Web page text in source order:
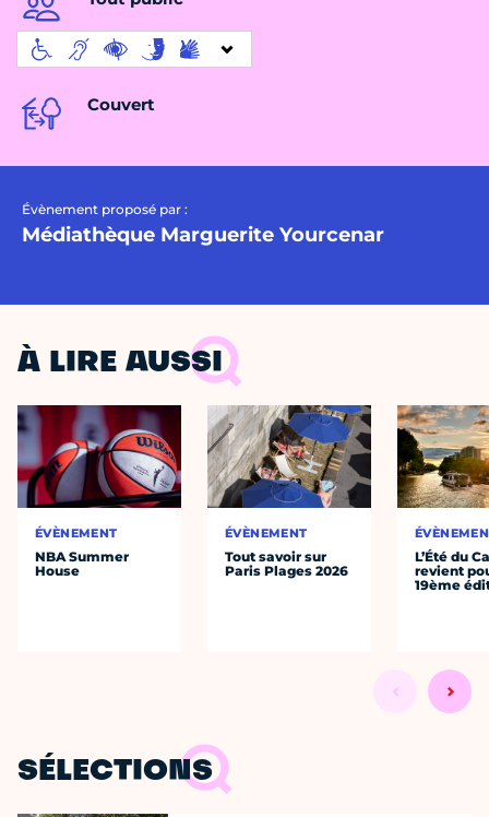
Couvert
Évènement proposé par :
Médiathèque Marguerite Yourcenar
À LIRE AUSSI
ÉVÈNEMENT
NBA Summer
House
ÉVÈNEMENT
Tout savoir sur
Paris Plages 2026
L’Été du
revient
19ème
SÉLECTIONS